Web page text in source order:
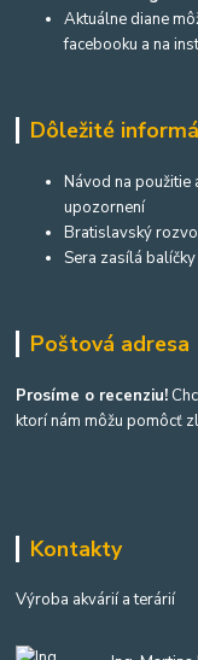
Aktuálne diane
facebooku a na
Dôležité
Návod na použitie
upozornení
Bratislavský
Sera zasílá balíčky
Poštová adresa
Prosíme o recenziu!
ktorí nám môžu pomôcť
Kontakty
Výroba akvárií a terárií